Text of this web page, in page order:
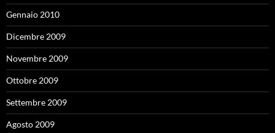
Gennaio 2010
Dicembre 2009
Novembre 2009
Ottobre 2009
Settembre 2009
Agosto 2009